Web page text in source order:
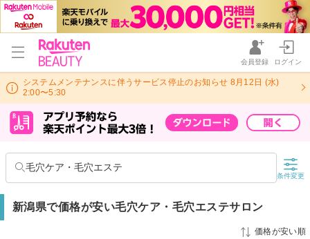
会員登録 ログイン
システムメンテナンスに伴うサービス停止のお知らせ 8月12日 (水)
2:00〜5:30
毛穴ケア・毛穴エステ
条件変更
新潟県で価格が安い毛穴ケア・毛穴エステサロン
価格が安い順